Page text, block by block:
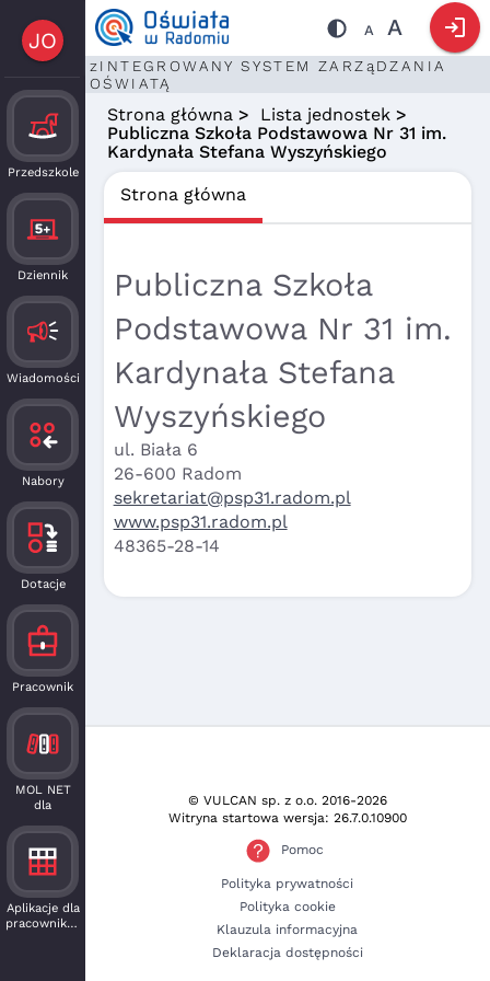
JO
Przedszkole
Dziennik
Wiadomości
Nabory
Dotacje
Pracownik
MOL NET
dla
Aplikacje dla
pracowników
A A login
zINTEGROWANY SYSTEM ZARZąDZANIA
OŚWIATĄ
Strona główna> Lista jednostek>
Publiczna Szkoła Podstawowa Nr 31 im.
Kardynała Stefana Wyszyńskiego
Strona główna
Publiczna Szkoła
Podstawowa Nr 31 im.
Kardynała Stefana
Wyszyńskiego
ul. Biała 6
26-600 Radom
sekretariat@psp31.radom.pl
www.psp31.radom.pl
48365-28-14
© VULCAN sp. z o.o.2016-2026
Witryna startowa wersja: 26.7.0.10900
Pomoc
Polityka prywatności
Polityka cookie
Klauzula informacyjna
Deklaracja dostępności